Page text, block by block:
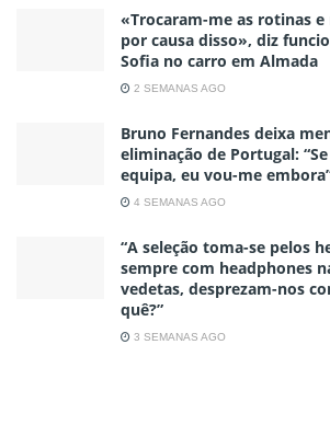
«Trocaram-me as rotinas
por causa disso», diz
Sofia no carro em Almada
2 SEMANAS AGO
Bruno Fernandes deixa
eliminação de Portugal:
equipa, eu vou-me
4 SEMANAS AGO
“A seleção toma-se pelos
sempre com headphones
vedetas, desprezam-nos
quê?”
3 SEMANAS AGO